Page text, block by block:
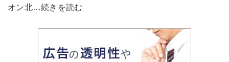
オン北…続きを読む